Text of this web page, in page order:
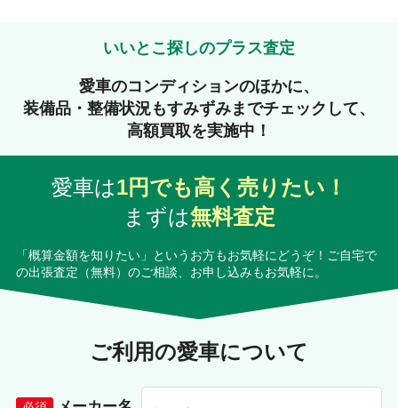
いいとこ探しのプラス査定
愛車のコンディションのほかに、
装備品・整備状況もすみずみまでチェックして、
高額買取を実施中！
愛車は1円でも高く売りたい！
まずは無料査定
「概算金額を知りたい」というお方もお気軽にどうぞ！ご自宅で
の出張査定（無料）のご相談、お申し込みもお気軽に。
ご利用の愛車について